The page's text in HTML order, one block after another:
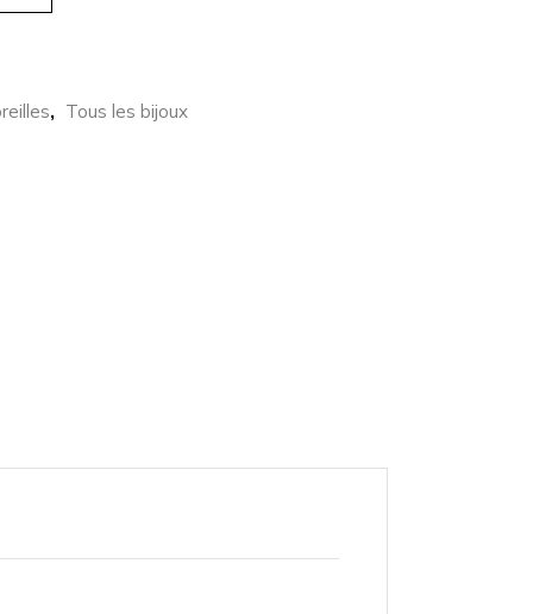
, Tous les bijoux